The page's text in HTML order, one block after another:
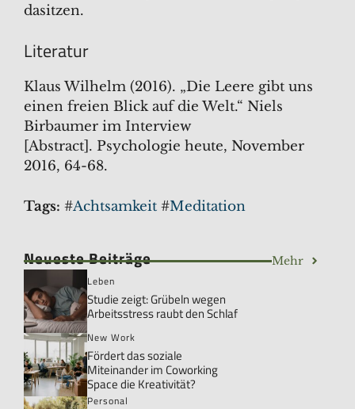
dasitzen.
Literatur
Klaus Wilhelm (2016). „Die Leere gibt uns
einen freien Blick auf die Welt.“ Niels
Birbaumer im Interview
[Abstract]. Psychologie heute, November
2016, 64-68.
Tags: #Achtsamkeit #Meditation
Neueste Beiträge Mehr
Leben
Studie zeigt: Grübeln wegen
Arbeitsstress raubt den Schlaf
New Work
Fördert das soziale
Miteinander im Coworking
Space die Kreativität?
Personal